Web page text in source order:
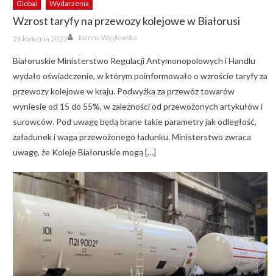
Global Wydarzenia
Wzrost taryfy na przewozy kolejowe w Białorusi
Posted
on
26 kwietnia 2022 Author
Joanna Węglewska
Białoruskie Ministerstwo Regulacji Antymonopolowych i Handlu
wydało oświadczenie, w którym poinformowało o wzroście taryfy za
przewozy kolejowe w kraju. Podwyżka za przewóz towarów
wyniesie od 15 do 55%, w zależności od przewożonych artykułów i
surowców. Pod uwagę będą brane takie parametry jak odległość,
załadunek i waga przewożonego ładunku. Ministerstwo zwraca
uwagę, że Koleje Białoruskie mogą […]